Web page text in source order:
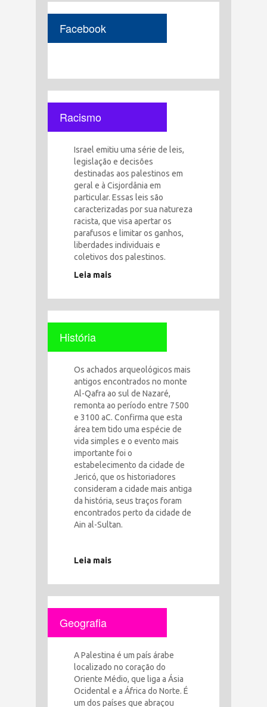
Facebook
Racismo
Israel emitiu uma série de leis,
legislação e decisões
destinadas aos palestinos em
geral e à Cisjordânia em
particular. Essas leis são
caracterizadas por sua natureza
racista, que visa apertar os
parafusos e limitar os ganhos,
liberdades individuais e
coletivos dos palestinos.
Leia mais
História
Os achados arqueológicos mais
antigos encontrados no monte
Al-Qafra ao sul de Nazaré,
remonta ao período entre 7500
e 3100 aC. Confirma que esta
área tem tido uma espécie de
vida simples e o evento mais
importante foi o
estabelecimento da cidade de
Jericó, que os historiadores
consideram a cidade mais antiga
da história, seus traços foram
encontrados perto da cidade de
Ain al-Sultan.
Leia mais
Geografia
A Palestina é um país árabe
localizado no coração do
Oriente Médio, que liga a Ásia
Ocidental e a África do Norte. É
um dos países que abraçou